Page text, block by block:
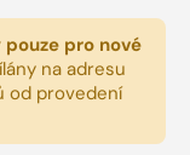
pro nové
na adresu
od provedení